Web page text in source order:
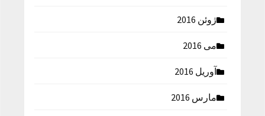
ژوئن 2016
می 2016
آوریل 2016
مارس 2016